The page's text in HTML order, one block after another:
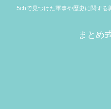
5chで見つけた軍事や歴史に関する
まとめ